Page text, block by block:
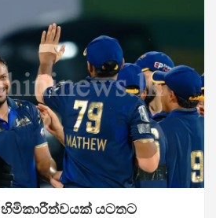
හිමිකාරීත්වයක් යටතට